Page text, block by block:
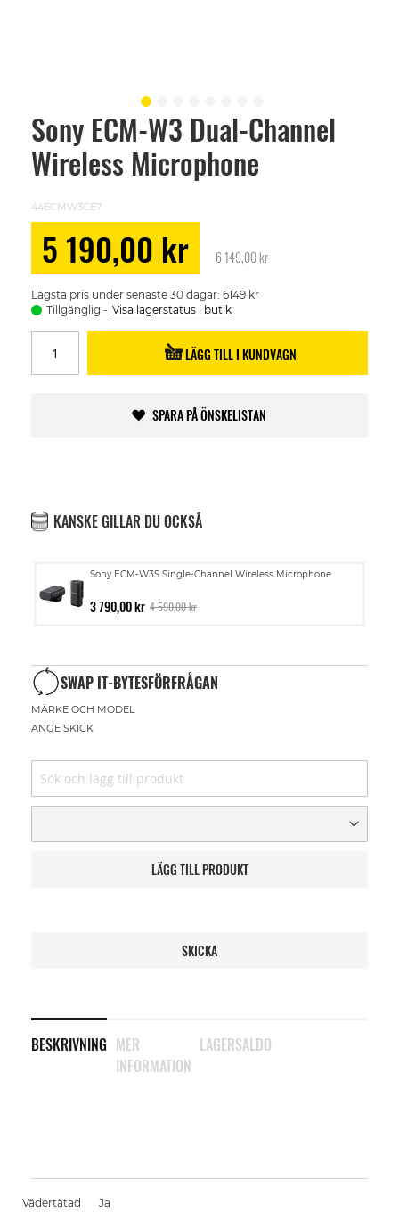
Sony ECM-W3 Dual-Channel
Wireless Microphone
44ECMW3CE7
Price
5 190,00 kr 6 149,00 kr
Lägsta pris under senaste 30 dagar: 6149 kr
Tillgänglig
Visa lagerstatus i butik
LÄGG TILL I KUNDVAGN
SPARA PÅ ÖNSKELISTAN
KANSKE GILLAR DU OCKSÅ
Sony ECM-W3S Single-Channel Wireless Microphone
3 790,00 kr 4 590,00 kr
SWAP IT-BYTESFÖRFRÅGAN
MÄRKE OCH MODEL
ANGE SKICK
LÄGG TILL PRODUKT
SKICKA
BESKRIVNING MER
INFORMATION
LAGERSALDO
Skip
beginning
images
gallery
Vädertätad Ja